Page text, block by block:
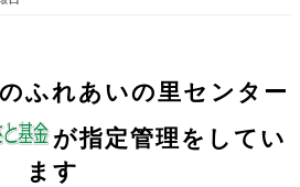
ふれあいの里センター
が指定管理をしてい
ます